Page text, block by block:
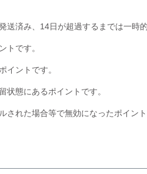
送済み、14日が超過するまでは一時
トです。
イントです。
状態にあるポイントです。
された場合等で無効になったポイント